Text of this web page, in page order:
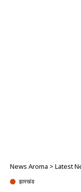
News Aroma > Latest
झारखंड